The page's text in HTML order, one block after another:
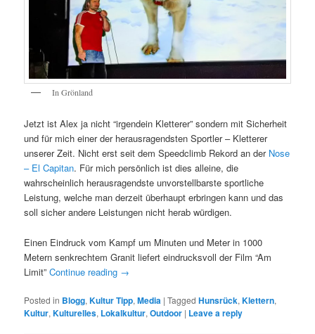
In Grönland
Jetzt ist Alex ja nicht “irgendein Kletterer” sondern mit Sicherheit
und für mich einer der herausragendsten Sportler – Kletterer
unserer Zeit. Nicht erst seit dem Speedclimb Rekord an der Nose
– El Capitan. Für mich persönlich ist dies alleine, die
wahrscheinlich herausragendste unvorstellbarste sportliche
Leistung, welche man derzeit überhaupt erbringen kann und das
soll sicher andere Leistungen nicht herab würdigen.
Einen Eindruck vom Kampf um Minuten und Meter in 1000
Metern senkrechtem Granit liefert eindrucksvoll der Film “Am
Limit”Continue reading →
Posted in Blogg,Kultur Tipp,Media |Tagged Hunsrück,Klettern,
Kultur,Kulturelles, Lokalkultur,Outdoor | Leave a reply